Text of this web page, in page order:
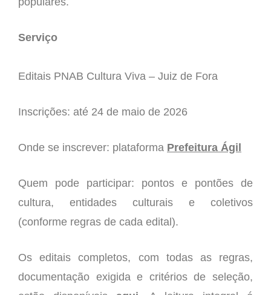
Serviço
Editais PNAB Cultura Viva – Juiz de Fora
Inscrições: até 24 de maio de 2026
Onde se inscrever: plataforma Prefeitura Ágil
Quem pode participar: pontos e pontões de
cultura, entidades culturais e coletivos
(conforme regras de cada edital).
Os editais completos, com todas as regras,
documentação exigida e critérios de seleção,